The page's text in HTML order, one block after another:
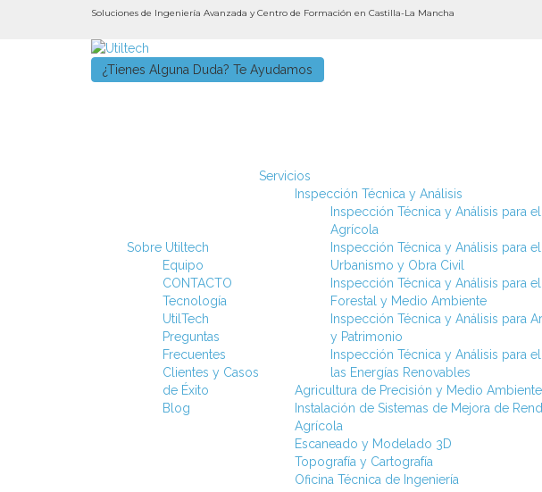
Soluciones de Ingeniería Avanzada y Centro de Formación en Castilla-La Mancha
¿Tienes Alguna Duda? Te Ayudamos
Sobre Utiltech
Equipo
CONTACTO
Tecnología
UtilTech
Preguntas
Frecuentes
Clientes y Casos
de Éxito
Blog
Servicios
Inspección Técnica y Análisis
Inspección Técnica y Análisis para
Agrícola
Inspección Técnica y Análisis para
Urbanismo y Obra Civil
Inspección Técnica y Análisis para
Forestal y Medio Ambiente
Inspección Técnica y Análisis para
y Patrimonio
Inspección Técnica y Análisis para
las Energías Renovables
Agricultura de Precisión y Medio Ambiente
Instalación de Sistemas de Mejora de
Agrícola
Escaneado y Modelado 3D
Topografía y Cartografía
Oficina Técnica de Ingeniería